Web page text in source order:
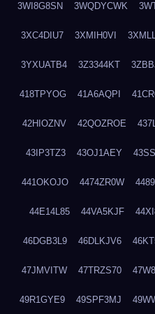
3WI8G8SN 3WQDYCWK
3XC4DIU7 3XMIH0VI
3YXUATB4 3Z3344KT
418TPYOG 41A6AQPI
42HIOZNV 42QOZROE
43IP3TZ3 43OJ1AEY
441OKOJO 4474ZR0W
44E14L85 44VA5KJF
46DGB3L9 46DLKJV6
47JMVITW 47TRZS70
49R1GYE9 49SPF3MJ